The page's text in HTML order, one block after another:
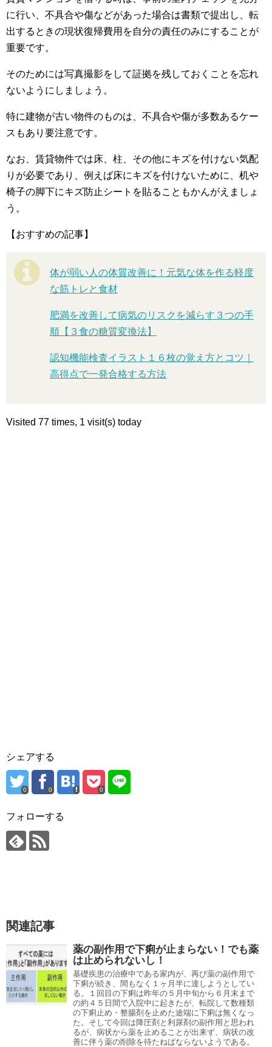
に行い、不具合や傷などがあった場合は書類で提出し、転
出するときの現状復帰費用を自分の責任のみにすることが
重要です。
そのためには写真撮影をして証拠を残しておくことを忘れ
ないようにしましょう。
特に建物が古い物件のものは、不具合や傷が多数あるケー
スもあり要注意です。
なお、賃貸物件では床、柱、その他にキズを付けない気配
りが必要であり、例えば床にキズを付けないために、机や
椅子の脚下にキズ防止シートを貼ることもかんがえましょ
う。
【おすすめの記事】
体が弱い人の体質改善に！元気な体を作る軽度
な筋トレと食材
肥満を改善して病気のリスクを減らす３つの手
順【３食の糖質変換法】
認知機能検査イラスト１６枚の覚え方とコツ｜
高得点で一発合格する方法
Visited 77 times, 1 visit(s) today
シェアする
0 0 0
フォローする
関連記事
薬の副作用で下痢が止まらない！でも薬
は止められないし！
基礎疾患の治療中である家内が、再び薬の副作用で
下痢が続き、間もなく１ヶ月半に達しようとしてい
る。１回目の下痢は昨年の５月中旬から６月末まで
の約４５日間で入院中に起きたが、転院して数種類
の下痢止め・整腸剤を止めた途端に下痢は無くなっ
た。そして今回は降圧剤と利尿剤の副作用と思われ
るが、病状から薬を止めることが出来ず、病状の改
善に伴う薬の削除を待たねばならないようである。